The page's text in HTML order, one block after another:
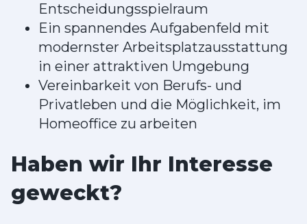
Entscheidungsspielraum
Ein spannendes Aufgabenfeld mit
modernster Arbeitsplatzausstattung
in einer attraktiven Umgebung
Vereinbarkeit von Berufs- und
Privatleben und die Möglichkeit, im
Homeoffice zu arbeiten
Haben wir Ihr Interesse
geweckt?